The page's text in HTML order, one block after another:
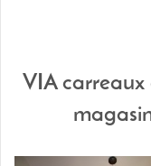
VIA carreaux